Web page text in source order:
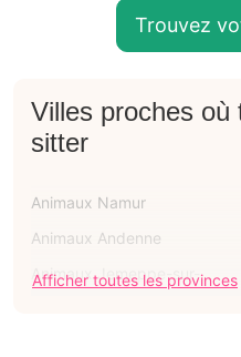
Trouvez
Villes proches
sitter
Animaux Namur
Animaux Andenne
Animaux Jemeppe-sur-
Afficher toutes les provinces